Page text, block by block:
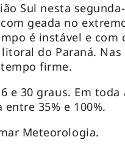
Sul nesta
geada no
é instável e
do Paraná.
firme.
e 30 graus. Em toda
35% e 100%.
Meteorologia.